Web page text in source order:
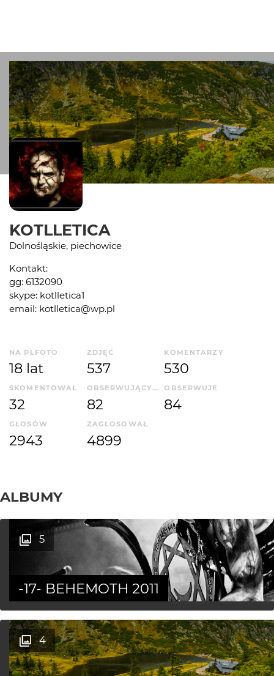
KOTLLETICA
Dolnośląskie, piechowice
Kontakt:
gg: 6132090
skype: kotlletica1
email: kotlletica@wp.pl
NA PLFOTO
18 lat
ZDJĘĆ
537
KOMENTARZY
530
SKOMENTOWAŁ
32
OBSERWUJĄCYCH
82
OBSERWUJE
84
GŁOSÓW
2943
ZAGŁOSOWAŁ
4899
ALBUMY
5
-17- BEHEMOTH 2011
4